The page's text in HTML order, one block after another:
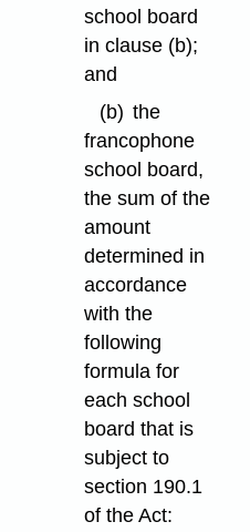
school board
in clause (b);
and
(b) the
francophone
school board,
the sum of the
amount
determined in
accordance
with the
following
formula for
each school
board that is
subject to
section 190.1
of the Act: